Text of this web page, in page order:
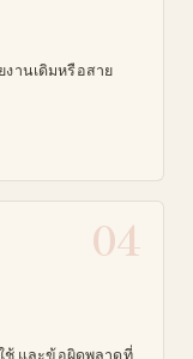
านเดิมหรือสาย
04
ช้ และข้อผิดพลาดที่